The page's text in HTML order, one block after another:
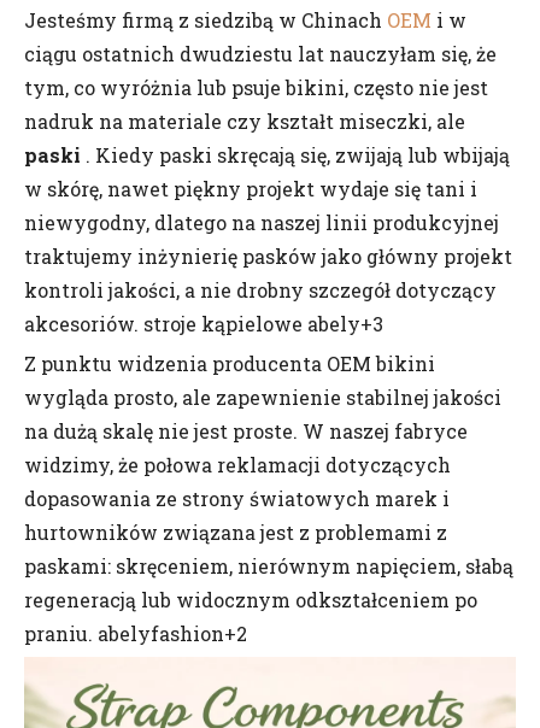
Jesteśmy firmą z siedzibą w Chinach OEM i w
ciągu ostatnich dwudziestu lat nauczyłam się, że
tym, co wyróżnia lub psuje bikini, często nie jest
nadruk na materiale czy kształt miseczki, ale
paski . Kiedy paski skręcają się, zwijają lub wbijają
w skórę, nawet piękny projekt wydaje się tani i
niewygodny, dlatego na naszej linii produkcyjnej
traktujemy inżynierię pasków jako główny projekt
kontroli jakości, a nie drobny szczegół dotyczący
akcesoriów. stroje kąpielowe abely+3
Z punktu widzenia producenta OEM bikini
wygląda prosto, ale zapewnienie stabilnej jakości
na dużą skalę nie jest proste. W naszej fabryce
widzimy, że połowa reklamacji dotyczących
dopasowania ze strony światowych marek i
hurtowników związana jest z problemami z
paskami: skręceniem, nierównym napięciem, słabą
regeneracją lub widocznym odkształceniem po
praniu. abelyfashion+2